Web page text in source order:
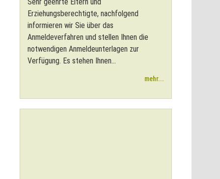
Sehr geehrte Eltern und
Erziehungsberechtigte, nachfolgend
informieren wir Sie über das
Anmeldeverfahren und stellen Ihnen die
notwendigen Anmeldeunterlagen zur
Verfügung. Es stehen Ihnen...
mehr...